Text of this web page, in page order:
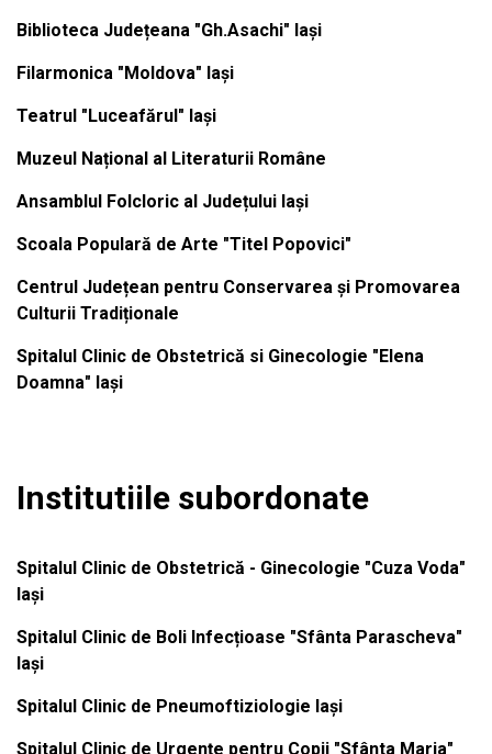
Biblioteca Județeana "Gh.Asachi" Iași
Filarmonica "Moldova" Iași
Teatrul "Luceafărul" Iași
Muzeul Național al Literaturii Române
Ansamblul Folcloric al Județului Iași
Scoala Populară de Arte "Titel Popovici"
Centrul Județean pentru Conservarea și Promovarea
Culturii Tradiționale
Spitalul Clinic de Obstetrică si Ginecologie "Elena
Doamna" Iași
Institutiile subordonate
Spitalul Clinic de Obstetrică - Ginecologie "Cuza Voda"
Iași
Spitalul Clinic de Boli Infecțioase "Sfânta Parascheva"
Iași
Spitalul Clinic de Pneumoftiziologie Iași
Spitalul Clinic de Urgențe pentru Copii "Sfânta Maria"